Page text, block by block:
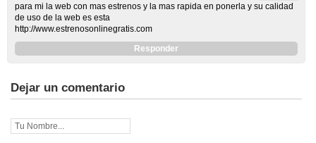
para mi la web con mas estrenos y la mas rapida en ponerla y su calidad
de uso de la web es esta
http://www.estrenosonlinegratis.com
Responder
Dejar un comentario